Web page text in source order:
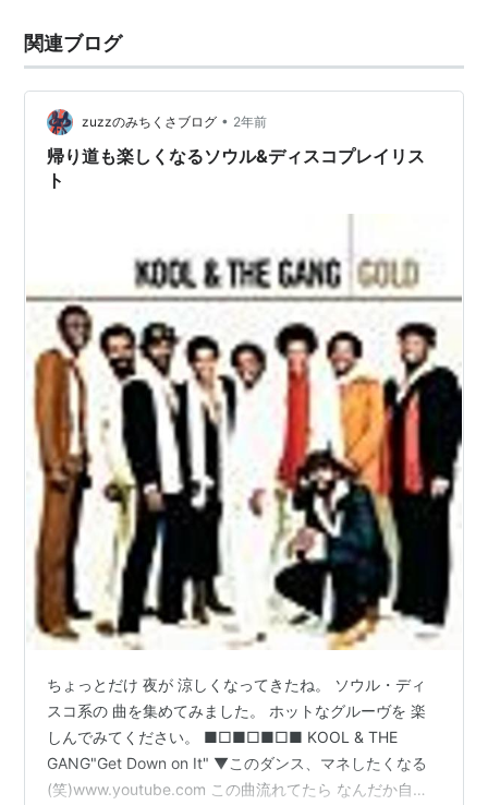
関連ブログ
zuzzのみちくさブログ • 2年前
帰り道も楽しくなるソウル&ディスコプレイリス
ト
ちょっとだけ 夜が 涼しくなってきたね。 ソウル・ディ
スコ系の 曲を集めてみました。 ホットなグルーヴを 楽
しんでみてください。 ■□■□■□■ KOOL & THE
GANG"Get Down on It" ▼このダンス、マネしたくなる
(笑)www.youtube.com この曲流れてたら なんだか自然